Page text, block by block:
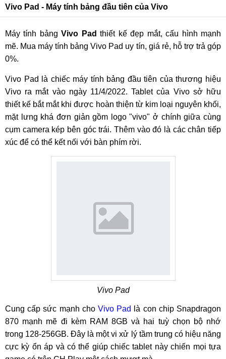
Vivo Pad - Máy tính bảng đầu tiên của Vivo
Máy tính bảngVivo Pad thiết kế đẹp mắt, cấu hình mạnh
mẽ. Mua máy tính bảng Vivo Pad uy tín, giá rẻ, hỗ trợ trả góp
0%.
Vivo Pad là chiếc máy tính bảng đầu tiên của thương hiệu
Vivo ra mắt vào ngày 11/4/2022. Tablet của Vivo sở hữu
thiết kế bắt mắt khi được hoàn thiện từ kim loại nguyên khối,
mặt lưng khá đơn giản gồm logo "vivo" ở chính giữa cùng
cụm camera kép bên góc trái. Thêm vào đó là các chân tiếp
xúc để có thể kết nối với bàn phím rời.
Vivo Pad
Cung cấp sức mạnh cho Vivo Pad
là con chip Snapdragon
870 mạnh mẽ đi kèm RAM 8GB và hai tuỳ chọn bộ nhớ
trong 128-256GB. Đây là một vi xử lý tầm trung có hiệu năng
cực kỳ ổn áp và có thể giúp chiếc tablet này chiến mọi tựa